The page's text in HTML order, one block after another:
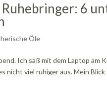
6
Öle
Ich saß mit dem Laptop
nicht viel ruhiger aus. Mein